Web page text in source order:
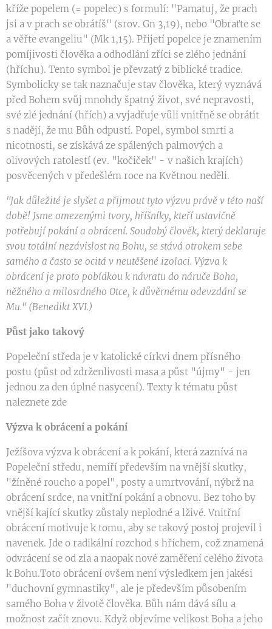
kříže popelem (= popelec) s formulí: "Pamatuj, že prach
jsi a v prach se obrátíš" (srov. Gn 3,19), nebo "Obraťte se
a věřte evangeliu" (Mk 1,15). Přijetí popelce je znamením
pomíjivosti člověka a odhodlání zříci se zlého jednání
(hříchu). Tento symbol je převzatý z biblické tradice.
Symbolicky se tak naznačuje stav člověka, který vyznává
před Bohem svůj mnohdy špatný život, své nepravosti,
své zlé jednání (hřích) a vyjadřuje vůli vnitřně se obrátit
s nadějí, že mu Bůh odpustí. Popel, symbol smrti a
nicotnosti, se získává ze spálených palmových a
olivových ratolestí (ev. "kočiček" - v našich krajích)
posvěcených v předešlém roce na Květnou neděli.
"Jak důležité je slyšet a přijmout tyto výzvu právě v této naší
době! Jsme omezenými tvory, hříšníky, kteří ustavičně
potřebují pokání a obrácení. Soudobý člověk, který deklaruje
svou totální nezávislost na Bohu, se stává otrokem sebe
samého a často se ocitá v neutěšené izolaci. Výzva k
obrácení je proto pobídkou k návratu do náruče Boha,
něžného a milosrdného Otce, k důvěrnému odevzdání se
Mu." (Benedikt XVI.)
Půst jako takový
Popeleční středa je v katolické církvi dnem přísného
postu (půst od zdrženlivosti masa a půst "újmy" - jen
jednou za den úplné nasycení). Texty k tématu půst
naleznete zde
Výzva k obrácení a pokání
Ježíšova výzva k obrácení a k pokání, která zaznívá na
Popeleční středu, nemíří především na vnější skutky,
"žíněné roucho a popel", posty a umrtvování, nýbrž na
obrácení srdce, na vnitřní pokání a obnovu. Bez toho by
vnější kající skutky zůstaly neplodné a lživé. Vnitřní
obrácení motivuje k tomu, aby se takový postoj projevil i
navenek. Jde o radikální rozchod s hříchem, což znamená
odvrácení se od zla a naopak nové zaměření celého života
k Bohu.Toto obrácení ovšem není výsledkem jen jakési
"duchovní gymnastiky", ale je především působením
samého Boha v životě člověka. Bůh nám dává sílu a
možnost začít znovu. Když objevíme velikost Boha a jeho